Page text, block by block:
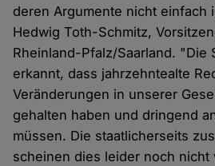
deren Argumente nicht einfach
Hedwig Toth-Schmitz,
Rheinland-Pfalz/Saarland. "Die
erkannt, dass jahrzehntealte
Veränderungen in unserer
gehalten haben und dringend
müssen. Die staatlicherseits
scheinen dies leider noch nicht